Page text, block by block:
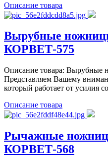
Описание товара
Вырубные
КОРВЕТ-575
Описание товара:
Представляем Вашему
который работает от усилия
Описание товара
Рычажные
КОРВЕТ-568